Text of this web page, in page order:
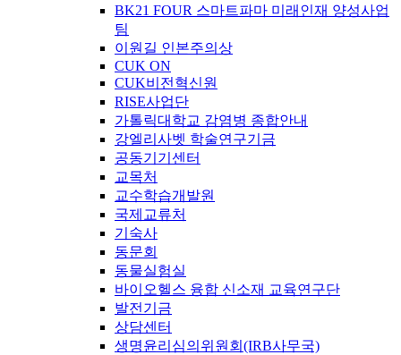
BK21 FOUR 스마트파마 미래인재 양성사업
팀
이원길 인본주의상
CUK ON
CUK비전혁신원
RISE사업단
가톨릭대학교 감염병 종합안내
강엘리사벳 학술연구기금
공동기기센터
교목처
교수학습개발원
국제교류처
기숙사
동문회
동물실험실
바이오헬스 융합 신소재 교육연구단
발전기금
상담센터
생명윤리심의위원회(IRB사무국)